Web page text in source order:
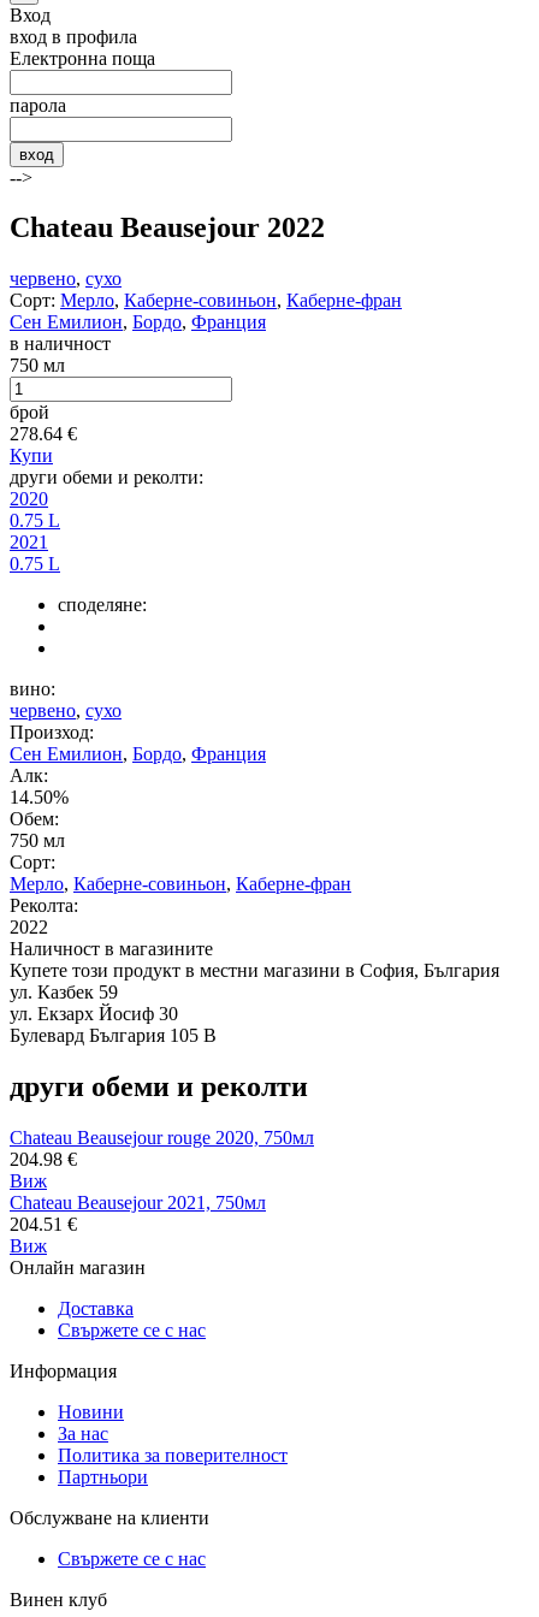
Вход
вход в профила
Електронна поща
парола
вход
-->
Chateau Beausejour 2022
червено, сухо
Сорт: Мерло, Каберне-совиньон, Каберне-фран
Сен Емилион, Бордо, Франция
в наличност
750 мл
брой
278.64 €
Купи
други обеми и реколти:
2020
0.75 L
2021
0.75 L
споделяне:
вино:
червено, сухо
Произход:
Сен Емилион, Бордо, Франция
Алк:
14.50%
Обем:
750 мл
Сорт:
Мерло, Каберне-совиньон, Каберне-фран
Реколта:
2022
Наличност в магазините
Купете този продукт в местни магазини в София, България
ул. Казбек 59
ул. Екзарх Йосиф 30
Булевард България 105 В
други обеми и реколти
Chateau Beausejour rouge 2020, 750мл
204.98 €
Виж
Chateau Beausejour 2021, 750мл
204.51 €
Виж
Онлайн магазин
Доставка
Свържете се с нас
Информация
Новини
За нас
Политика за поверителност
Партньори
Обслужване на клиенти
Свържете се с нас
Винен клуб